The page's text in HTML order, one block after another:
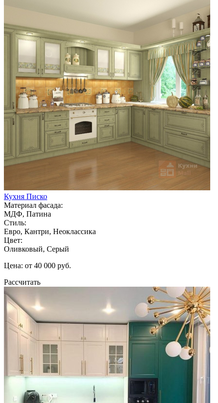
Кухня Писко
Материал фасада:
МДФ, Патина
Стиль:
Евро, Кантри, Неоклассика
Цвет:
Оливковый, Серый
Цена: от 40 000 руб.
Рассчитать